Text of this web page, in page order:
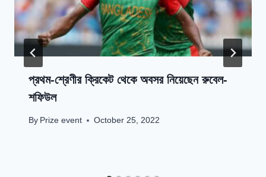
প্রথম-শ্রেণীর ক্রিকেট থেকে অবসর নিয়েছেন রুবেল-
শফিউল
By Prize event October 25, 2022